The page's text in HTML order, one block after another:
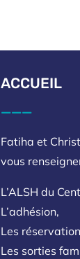
ACCUEIL
___
Fatiha et
vous
L’ALSH du
L’adhésion,
Les
Les sorties